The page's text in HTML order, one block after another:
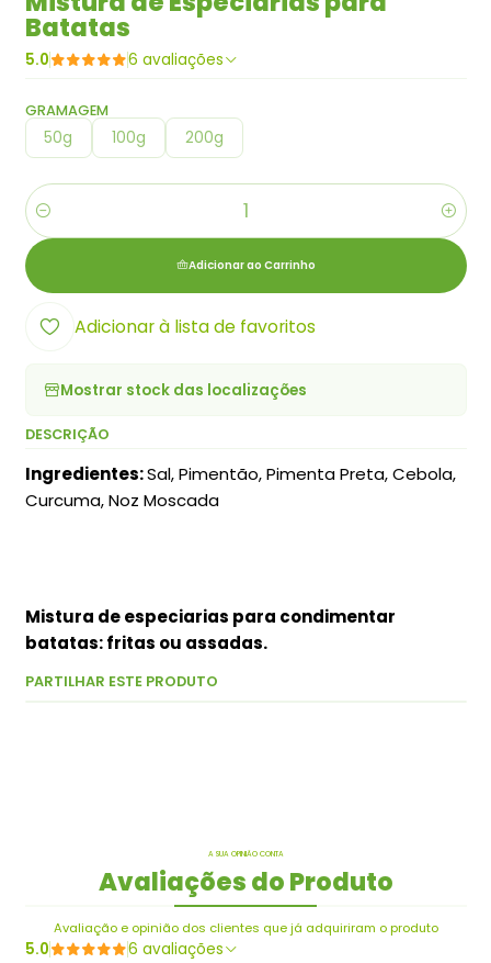
Batatas
5.0 6 avaliações
GRAMAGEM
50g 100g 200g
Quantidade
Adicionar ao Carrinho
Adicionar à lista de favoritos
Mostrar stock das localizações
DESCRIÇÃO
Ingredientes:Sal, Pimentão, Pimenta Preta, Cebola,
Curcuma, Noz Moscada
Mistura de especiarias para condimentar
batatas: fritas ou assadas.
PARTILHAR ESTE PRODUTO
A SUA OPINIÃO CONTA
Avaliações do Produto
Avaliação e opinião dos clientes que já adquiriram o produto
5.0 6 avaliações